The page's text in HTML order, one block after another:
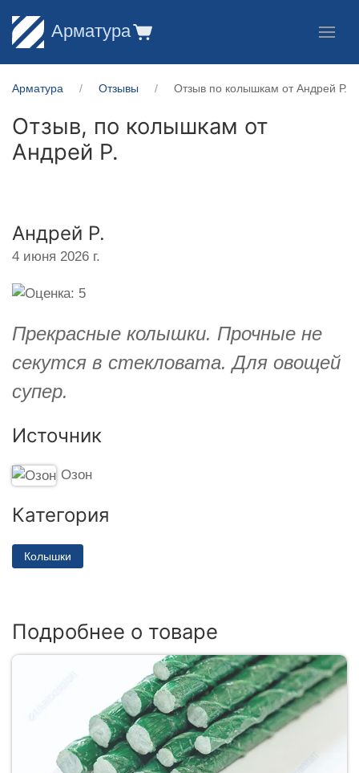
Арматура
Арматура Отзывы Отзыв по колышкам от Андрей Р.
Отзыв, по колышкам от
Андрей Р.
Андрей Р.
4 июня 2026 г.
Прекрасные колышки. Прочные не
секутся в стекловата. Для овощей
супер.
Источник
Озон
Категория
Колышки
Подробнее о товаре